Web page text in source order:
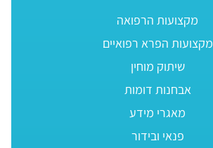
מקצועות הרפואה
מקצועות הפרא רפואיים
שיתוק מוחין
אבחנות דומות
מאגרי מידע
פנאי ובידור